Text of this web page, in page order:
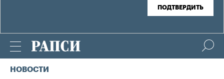
ПОДТВЕРДИТЬ
НОВОСТИ